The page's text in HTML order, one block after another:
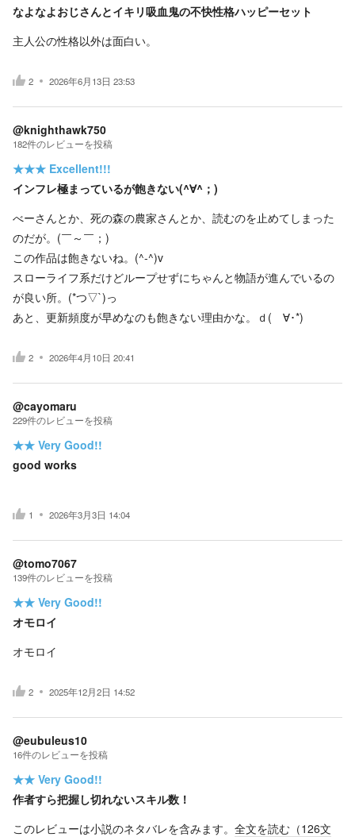
なよなよおじさんとイキリ吸血鬼の不快性格ハッピーセット
主人公の性格以外は面白い。
2 2026年6月13日 23:53
@knighthawk750
182件のレビューを投稿
★★★ Excellent!!!
インフレ極まっているが飽きない(^∀^；)
べーさんとか、死の森の農家さんとか、読むのを止めてしまった
のだが。(￣～￣；)
この作品は飽きないね。(^-^)v
スローライフ系だけどループせずにちゃんと物語が進んでいるの
が良い所。(*つ▽`)っ
あと、更新頻度が早めなのも飽きない理由かな。ｄ(ゝ∀･*)
2 2026年4月10日 20:41
@cayomaru
229件のレビューを投稿
★★ Very Good!!
good works
1 2026年3月3日 14:04
@tomo7067
139件のレビューを投稿
★★ Very Good!!
オモロイ
オモロイ
2 2025年12月2日 14:52
@eubuleus10
16件のレビューを投稿
★★ Very Good!!
作者すら把握し切れないスキル数！
このレビューは小説のネタバレを含みます。 全文を読む（126文